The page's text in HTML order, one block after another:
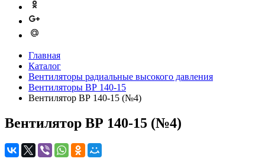
Главная
Каталог
Вентиляторы радиальные высокого давления
Вентиляторы ВР 140-15
Вентилятор ВР 140-15 (№4)
Вентилятор ВР 140-15 (№4)